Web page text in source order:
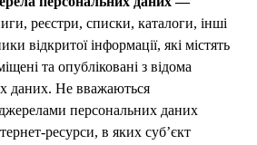
реєстри, списки, каталоги, інші
відкритої інформації, які містять
та опубліковані з відома
даних. Не вважаються
персональних даних
ресурси, в яких суб’єкт